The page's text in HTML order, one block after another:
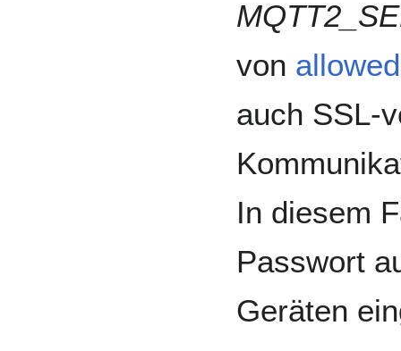
von allowed
auch SSL-
In diesem
Passwort
Geräten